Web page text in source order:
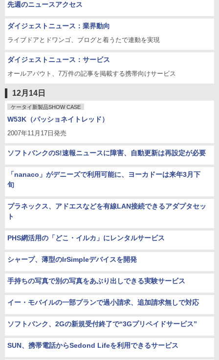
先週のニュースアクセス
ダイジェストニュース：業界動向
ライブドアとドワンゴ、ブログと着うたで連動を実現
ダイジェストニュース：サービス
オールアバウト、7万件の記事を掲載する携帯向けサービス
12月14日
ケータイ新製品SHOW CASE
W53K（パッショネイトレッド）
2007年11月17日発売
ソフトバンクのS!速報ニュースに障害、自動更新は再設定が必要
「nanaco」がデニーズで利用可能に、ヨーカドーは来年3月下
旬
プラネックス、アドエスなどを有線LAN接続できるアダプタセッ
ト
PHS網活用の「どこ・イルカ」にレンタルサービス
シャープ、薄型のIrSimpleデバイスを開発
手持ちの写真で別の写真をあぶり出しできる実験サービス
イー・モバイルの一部プランで過小請求、追加請求無しで対応
ソフトバンク、2Gの新規受付終了で“3Gプリペイドサービス”
SUN、携帯電話からSedond Lifeを利用できるサービス